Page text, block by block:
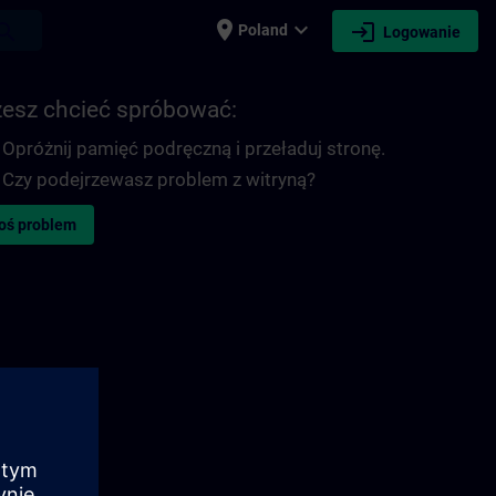
place Poland expand_more login Logowanie
chcieć spróbować:
Opróżnij pamięć podręczną i przeładuj stronę.
Czy podejrzewasz problem z witryną?
problem